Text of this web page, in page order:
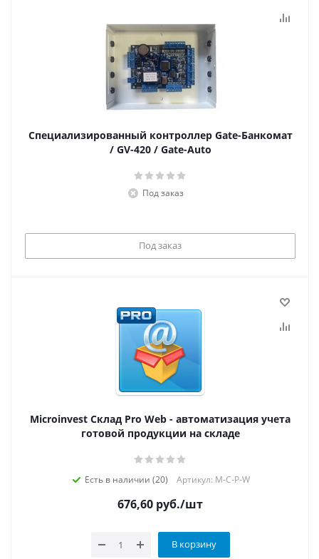
Специализированный контроллер Gate-Банкомат
/ GV-420 / Gate-Auto
Под заказ
Под заказ
Microinvest Склад Pro Web - автоматизация учета
готовой продукции на складе
Есть в наличии (20) Артикул: M-C-P-W
676,60 руб./шт
В корзину